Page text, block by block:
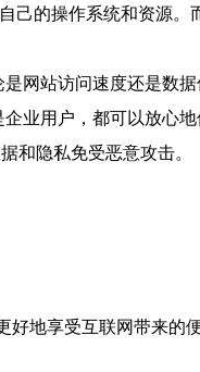
的操作系统和资源
网站访问速度还是数据
业用户，都可以放心地
和隐私免受恶意攻击。
地享受互联网带来的